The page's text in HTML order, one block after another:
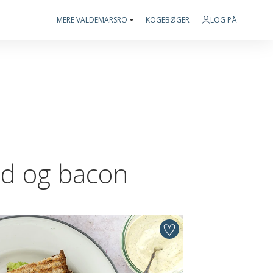
MERE VALDEMARSRO KOGEBØGER LOG PÅ
og bacon